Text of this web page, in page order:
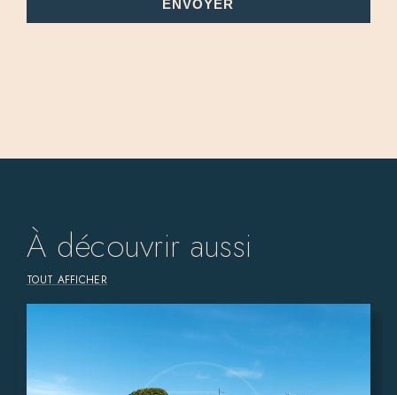
ENVOYER
À découvrir aussi
TOUT AFFICHER